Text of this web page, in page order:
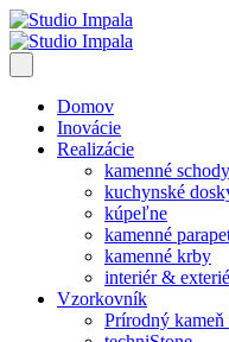
Domov
Inovácie
Realizácie
kamenné schody
kuchynské
kúpeľne
kamenné
kamenné krby
interiér &
Vzorkovník
Prírodný kameň